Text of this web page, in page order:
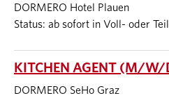
DORMERO Hotel Plauen
Status: ab sofort in Voll- oder
KITCHEN AGENT (M/W/
DORMERO SeHo Graz